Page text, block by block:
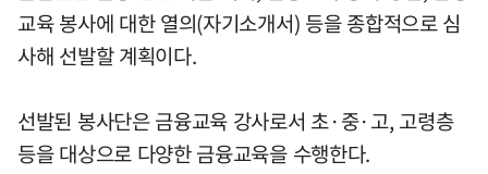
교육 봉사에 대한 열의(자기소개서) 등을 종합적으로 심
사해 선발할 계획이다.
선발된 봉사단은 금융교육 강사로서 초·중·고, 고령층
등을 대상으로 다양한 금융교육을 수행한다.